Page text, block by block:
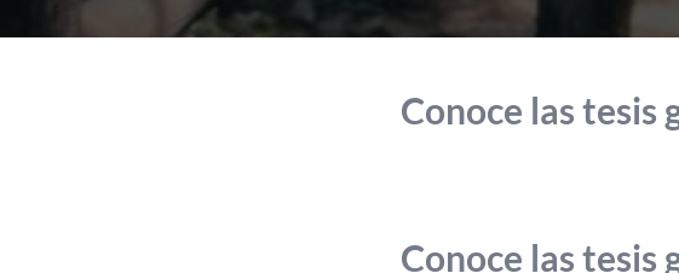
Conoce las tesis
Conoce las tesis